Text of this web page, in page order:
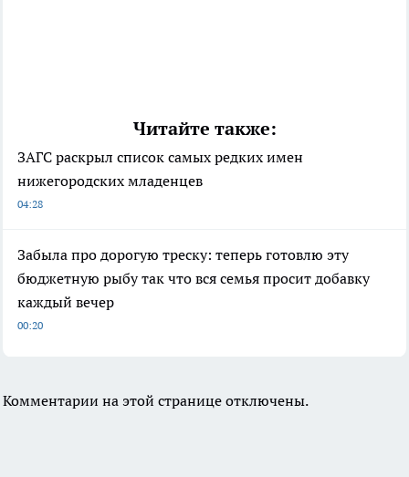
Читайте также:
ЗАГС раскрыл список самых редких имен
нижегородских младенцев
04:28
Забыла про дорогую треску: теперь готовлю эту
бюджетную рыбу так что вся семья просит добавку
каждый вечер
00:20
Комментарии на этой странице отключены.